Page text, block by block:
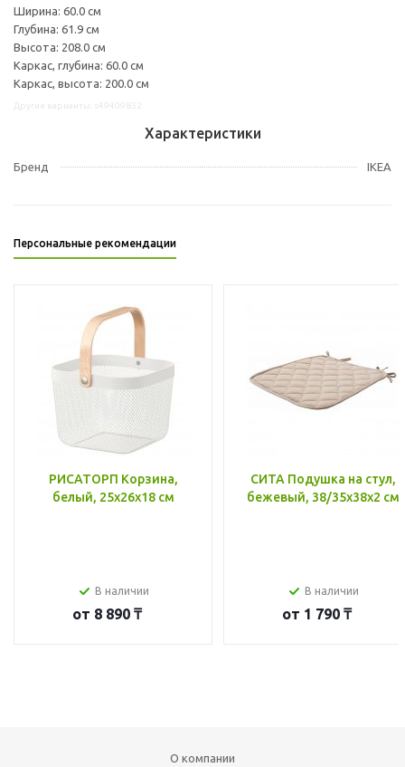
Ширина: 60.0 см
Глубина: 61.9 см
Высота: 208.0 см
Каркас, глубина: 60.0 см
Каркас, высота: 200.0 см
Характеристики
Бренд IKEA
Персональные рекомендации
РИСАТОРП Корзина,
белый, 25x26x18 см
В наличии
от 8 890 ₸
СИТА Подушка на стул,
бежевый, 38/35x38x2 см
В наличии
от 1 790 ₸
О компании